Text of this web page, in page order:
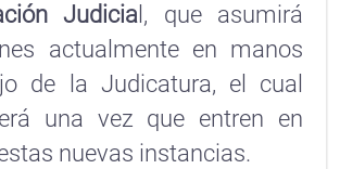
Judicia l, que asumirá
actualmente en manos
de la Judicatura, el cual
una vez que entren en
nuevas instancias.